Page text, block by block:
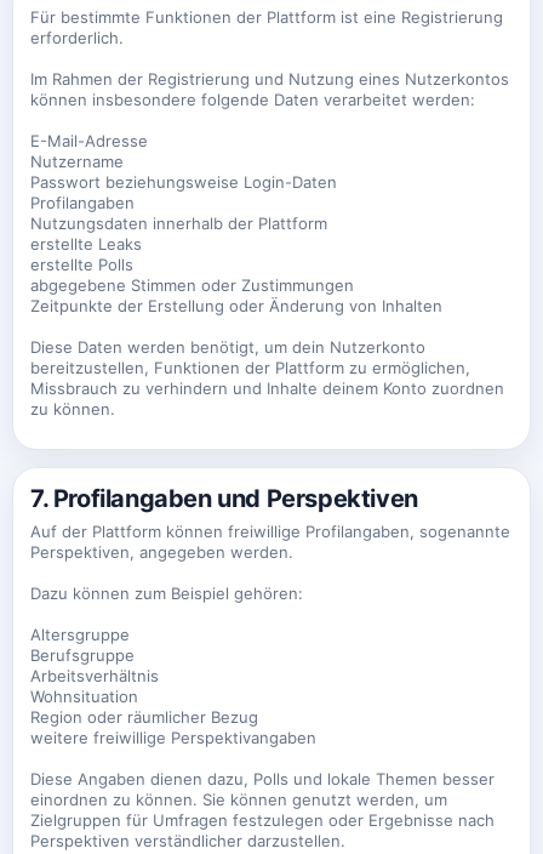
Für bestimmte Funktionen der Plattform ist eine Registrierung
erforderlich.
Im Rahmen der Registrierung und Nutzung eines Nutzerkontos
können insbesondere folgende Daten verarbeitet werden:
E-Mail-Adresse
Nutzername
Passwort beziehungsweise Login-Daten
Profilangaben
Nutzungsdaten innerhalb der Plattform
erstellte Leaks
erstellte Polls
abgegebene Stimmen oder Zustimmungen
Zeitpunkte der Erstellung oder Änderung von Inhalten
Diese Daten werden benötigt, um dein Nutzerkonto
bereitzustellen, Funktionen der Plattform zu ermöglichen,
Missbrauch zu verhindern und Inhalte deinem Konto zuordnen
zu können.
7. Profilangaben und Perspektiven
Auf der Plattform können freiwillige Profilangaben, sogenannte
Perspektiven, angegeben werden.
Dazu können zum Beispiel gehören:
Altersgruppe
Berufsgruppe
Arbeitsverhältnis
Wohnsituation
Region oder räumlicher Bezug
weitere freiwillige Perspektivangaben
Diese Angaben dienen dazu, Polls und lokale Themen besser
einordnen zu können. Sie können genutzt werden, um
Zielgruppen für Umfragen festzulegen oder Ergebnisse nach
Perspektiven verständlicher darzustellen.